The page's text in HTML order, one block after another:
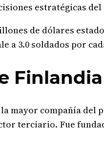
estratégicas
de dólares
a 3.0 soldados por
mayor compañía
terciario. Fue